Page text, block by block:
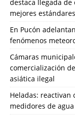
destaca llegada de
mejores
En Pucón
fenómenos
Cámaras
comercialización
asiática ilegal
Heladas: reactivan
medidores de agua